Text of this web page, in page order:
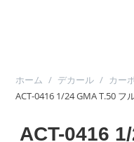
ホーム / デカール / カー
ACT-0416 1/24 GMA T.50 フ
ACT-0416